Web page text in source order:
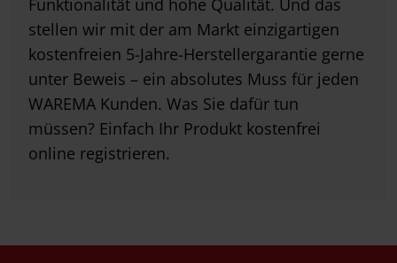
stellen wir mit der am Markt einzigartigen
kostenfreien 5-Jahre-Herstellergarantie gerne
unter Beweis – ein absolutes Muss für jeden
WAREMA Kunden. Was Sie dafür tun
müssen? Einfach Ihr Produkt kostenfrei
online registrieren.